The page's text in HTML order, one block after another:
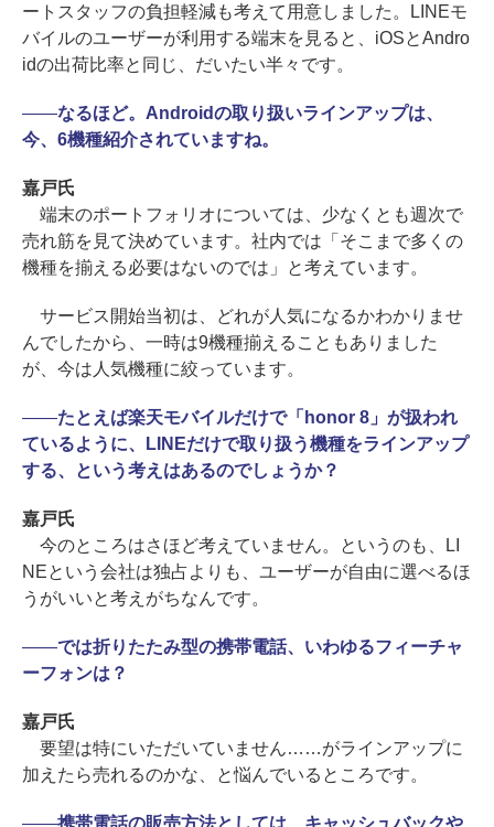
ートスタッフの負担軽減も考えて用意しました。LINEモ
バイルのユーザーが利用する端末を見ると、iOSとAndro
idの出荷比率と同じ、だいたい半々です。
――なるほど。Androidの取り扱いラインアップは、
今、6機種紹介されていますね。
嘉戸氏
端末のポートフォリオについては、少なくとも週次で
売れ筋を見て決めています。社内では「そこまで多くの
機種を揃える必要はないのでは」と考えています。
サービス開始当初は、どれが人気になるかわかりませ
んでしたから、一時は9機種揃えることもありました
が、今は人気機種に絞っています。
――たとえば楽天モバイルだけで「honor 8」が扱われ
ているように、LINEだけで取り扱う機種をラインアップ
する、という考えはあるのでしょうか？
嘉戸氏
今のところはさほど考えていません。というのも、LI
NEという会社は独占よりも、ユーザーが自由に選べるほ
うがいいと考えがちなんです。
――では折りたたみ型の携帯電話、いわゆるフィーチャ
ーフォンは？
嘉戸氏
要望は特にいただいていません……がラインアップに
加えたら売れるのかな、と悩んでいるところです。
――携帯電話の販売方法としては、キャッシュバックや